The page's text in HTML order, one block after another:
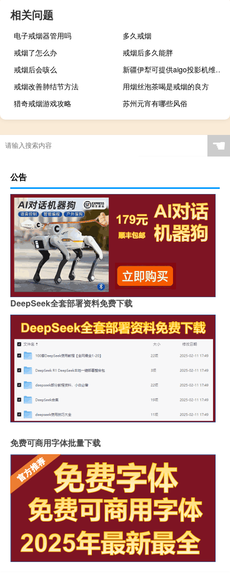
相关问题
电子戒烟器管用吗
多久戒烟
戒烟了怎么办
戒烟后多久能胖
戒烟后会咳么
新疆伊犁可提供aigo投影机维修服务地址在哪
戒烟改善肺结节方法
用烟丝泡茶喝是戒烟的良方
猎奇戒烟游戏攻略
苏州元宵有哪些风俗
☚
公告
DeepSeek全套部署资料免费下载
免费可商用字体批量下载